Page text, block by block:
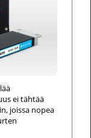
ei tähtää
joissa nopea